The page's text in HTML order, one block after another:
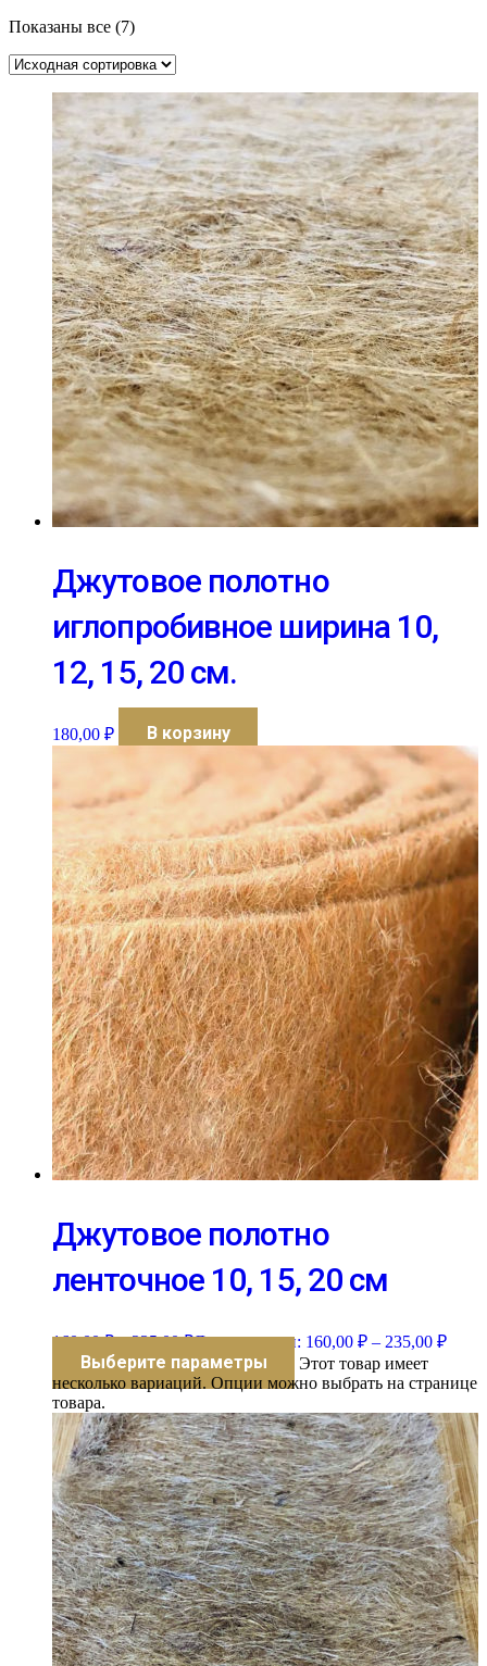
Показаны все (7)
Джутовое полотно
иглопробивное ширина 10,
12, 15, 20 см.
180,00 ₽ В корзину
Джутовое полотно
ленточное 10, 15, 20 см
160,00₽ – 235,00₽Диапазон цен: 160,00 ₽ – 235,00 ₽
Выберите параметры
Этот товар имеет
несколько вариаций. Опции можно выбрать на странице
товара.